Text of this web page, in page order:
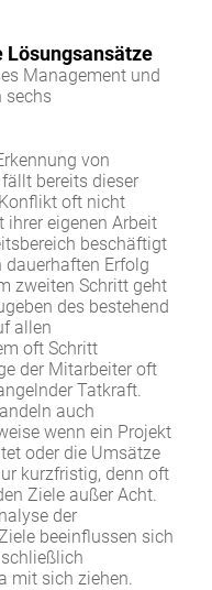
Lösungsansätze
Management und
sechs
von
bereits dieser
oft nicht
eigenen Arbeit
beschäftigt
dauerhaften Erfolg
zweiten Schritt geht
des bestehend
allen
oft Schritt
der Mitarbeiter oft
Tatkraft.
auch
wenn ein Projekt
oder die Umsätze
kurzfristig, denn oft
Ziele außer Acht.
der
beeinflussen sich
mit sich ziehen.